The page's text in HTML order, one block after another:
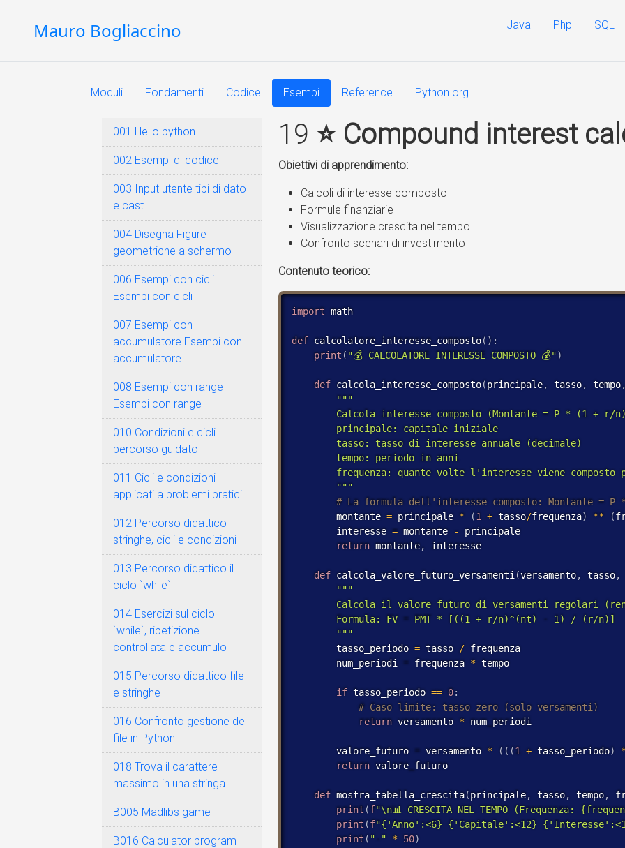
Mauro Bogliaccino Java Php SQL
Moduli Fondamenti Codice Esempi Reference Python.org
001 Hello python
002 Esempi di codice
003 Input utente tipi di dato
e cast
004 Disegna Figure
geometriche a schermo
006 Esempi con cicli
Esempi con cicli
007 Esempi con
accumulatore Esempi con
accumulatore
008 Esempi con range
Esempi con range
010 Condizioni e cicli
percorso guidato
011 Cicli e condizioni
applicati a problemi pratici
012 Percorso didattico
stringhe, cicli e condizioni
013 Percorso didattico il
ciclo `while`
014 Esercizi sul ciclo
`while`, ripetizione
controllata e accumulo
015 Percorso didattico file
e stringhe
016 Confronto gestione dei
file in Python
018 Trova il carattere
massimo in una stringa
B005 Madlibs game
B016 Calculator program
19 ⭐ Compound interest
Obiettivi di apprendimento:
Calcoli di interesse composto
Formule finanziarie
Visualizzazione crescita nel tempo
Confronto scenari di investimento
Contenuto teorico:
import math
def calcolatore_interesse_composto( ) :
print ( "💰 CALCOLATORE INTERESSE COMPOSTO 💰")
def calcola_interesse_composto(principale, tasso, tempo,
"""
Calcola interesse composto (Montante = P * (1 + r/
        principale: capitale iniziale
        tasso: tasso di interesse annuale (decimale)
        tempo: periodo in anni
frequenza: quante volte l'interesse viene composto
        """
        montante
= principale * (1 + tasso/frequenza) ** (
        interesse
= montante -
principale
return montante, interesse
def calcola_valore_futuro_versamenti (versamento, tasso,
"""
Calcola il valore futuro di versamenti regolari
        Formula: FV = PMT * [((1 + r/n)^(nt) - 1) / (r/n)]
        """
        tasso_periodo
= tasso / frequenza
        num_periodi
= frequenza * tempo
if tasso_periodo == 0:
return versamento * num_periodi
        valore_futuro
= versamento * ( ( (1 + tasso_periodo) *
return valore_futuro
def mostra_tabella_crescita(principale, tasso, tempo,
print (f"\n📊 CRESCITA NEL TEMPO (Frequenza:
print (f"{'Anno':<6} {'Capitale':<12}
print ( "-" * 50)